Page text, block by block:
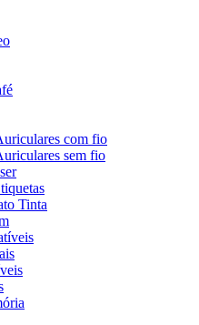
com fio
sem fio
Tinta